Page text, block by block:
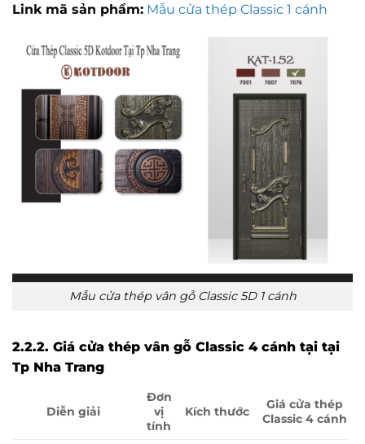
Link mã sản phẩm: Mẫu cửa thép Classic 1 cánh
Mẫu cửa thép vân gỗ Classic 5D 1 cánh
2.2.2. Giá cửa thép vân gỗ Classic 4 cánh tại tại
Tp Nha Trang
Diễn giải
Đơn
vị
tính
Kích thước
Giá cửa thép
Classic 4 cánh